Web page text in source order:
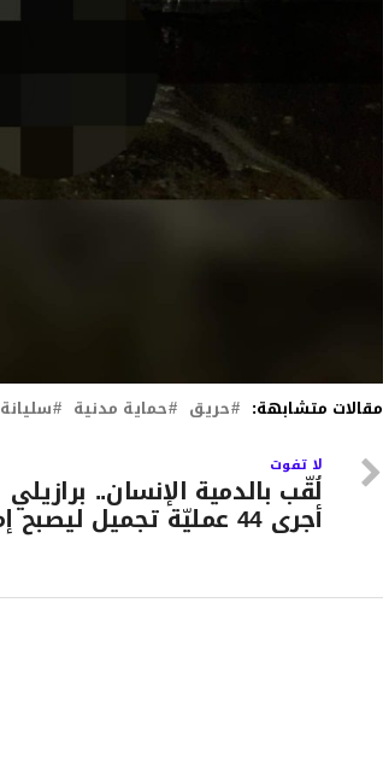
مقالات متشابهة: حريق حماية مدنية سليانة
لا تفوت
لُقّب بالدمية الإنسان.. برازيلي
أجرى 44 عمليّة تجميل ليصبح إمرأة